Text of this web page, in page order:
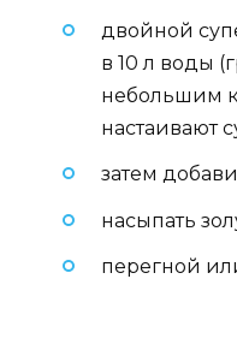
двойной
в 10 л воды
небольшим
настаивают
затем
насыпать
перегной